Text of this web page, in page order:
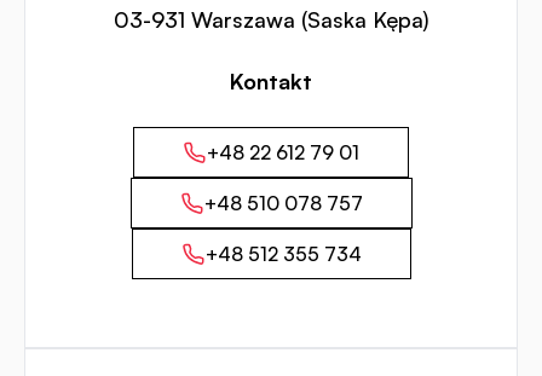
03-931 Warszawa (Saska Kępa)
Kontakt
+48 22 612 79 01
+48 510 078 757
+48 512 355 734